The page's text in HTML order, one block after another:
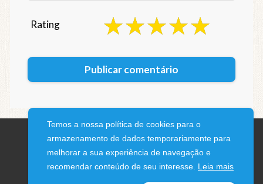
Rating
Temos a nossa política de cookies para o
armazenamento de dados temporariamente para
melhorar a sua experiência de navegação e
recomendar conteúdo de seu interesse. Leia mais